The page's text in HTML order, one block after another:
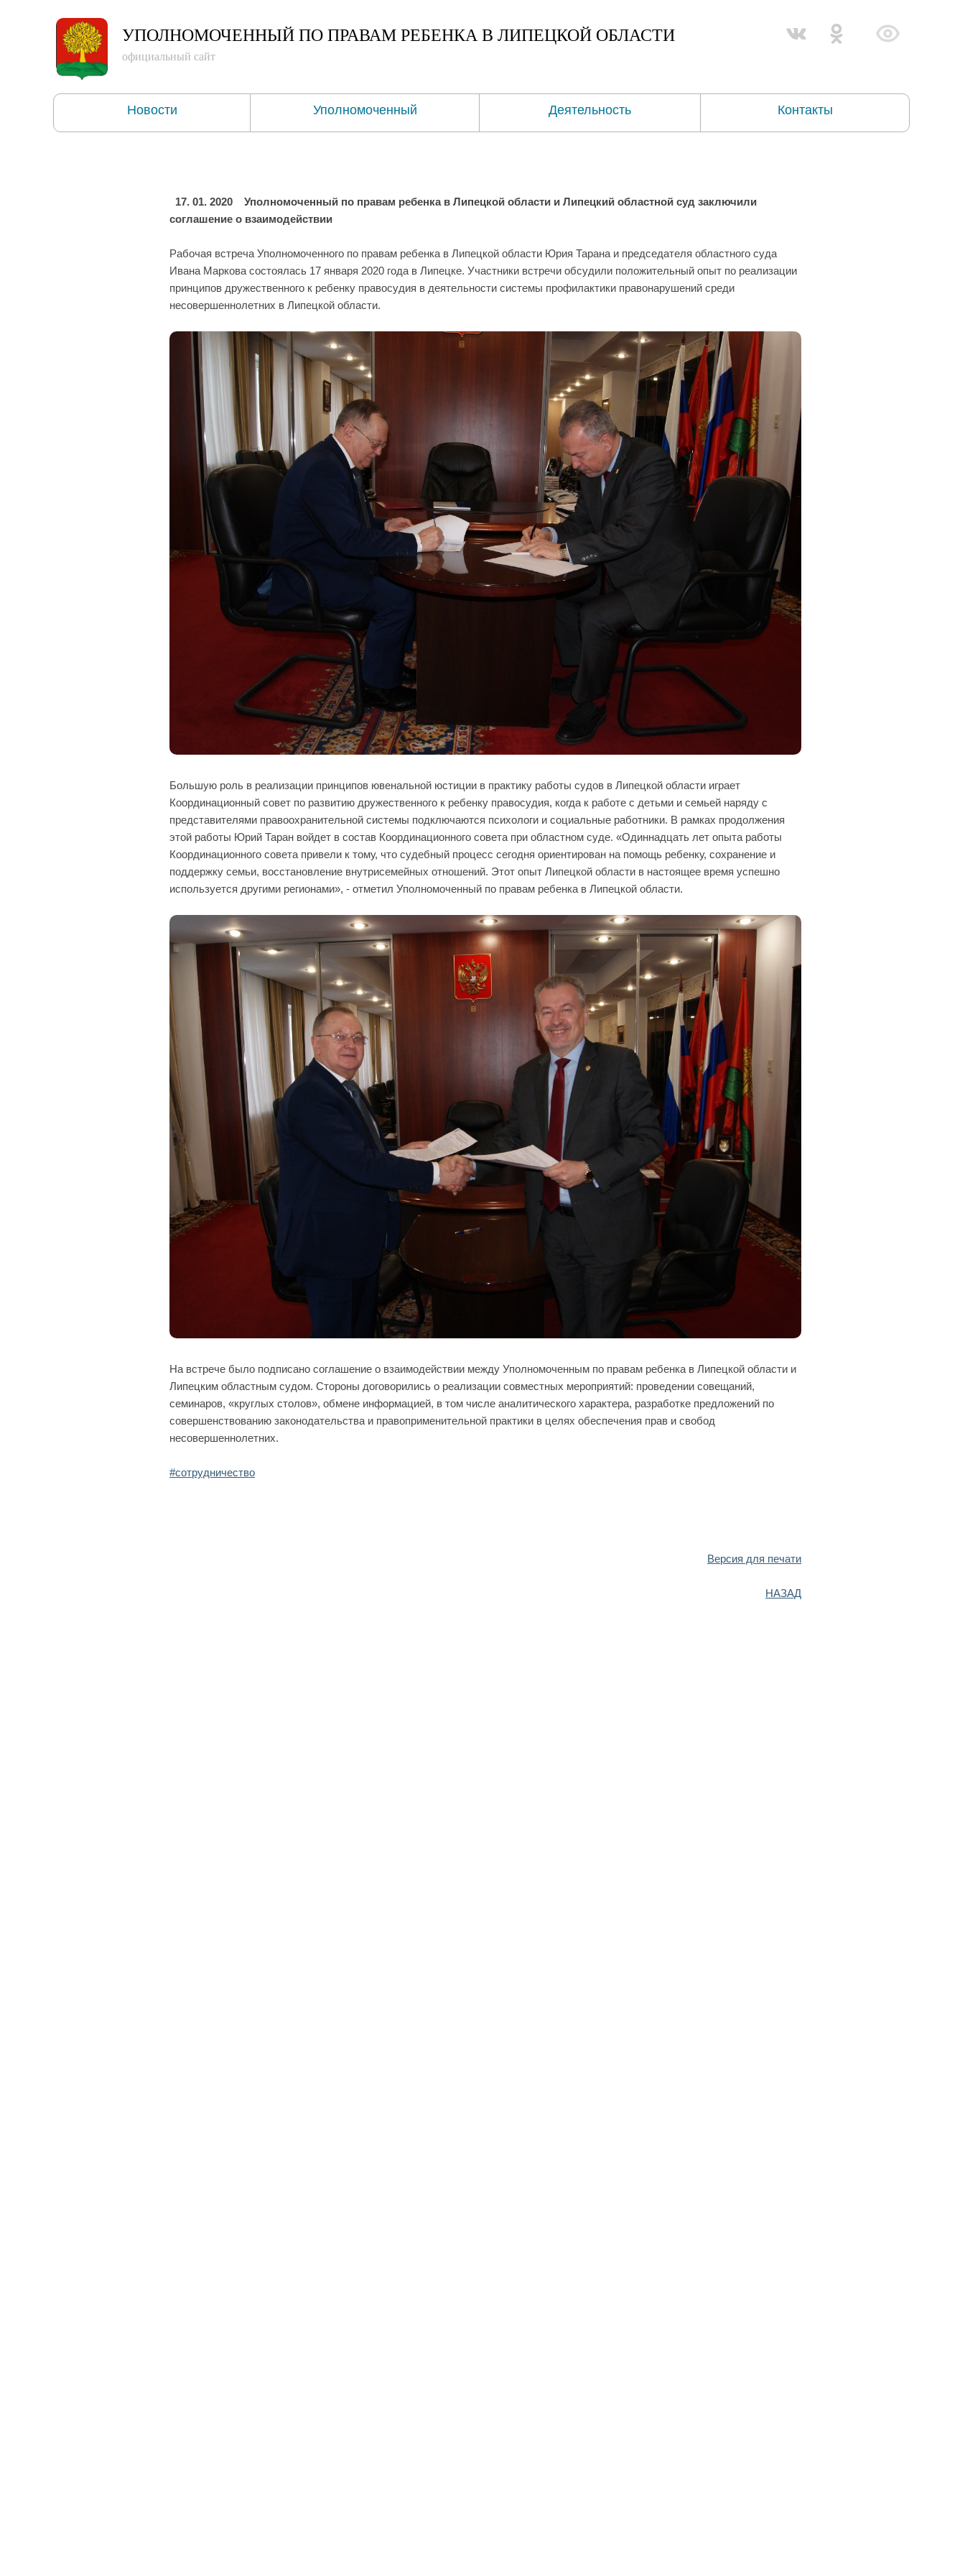
17. 01. 2020
Уполномоченный по правам ребенка в Липецкой области и Липецкий областной суд заключили
соглашение о взаимодействии
Рабочая встреча Уполномоченного по правам ребенка в Липецкой области Юрия Тарана и председателя областного суда
Ивана Маркова состоялась 17 января 2020 года в Липецке. Участники встречи обсудили положительный опыт по реализации
принципов дружественного к ребенку правосудия в деятельности системы профилактики правонарушений среди
несовершеннолетних в Липецкой области.
Большую роль в реализации принципов ювенальной юстиции в практику работы судов в Липецкой области играет
Координационный совет по развитию дружественного к ребенку правосудия, когда к работе с детьми и семьей наряду с
представителями правоохранительной системы подключаются психологи и социальные работники. В рамках продолжения
этой работы Юрий Таран войдет в состав Координационного совета при областном суде. «Одиннадцать лет опыта работы
Координационного совета привели к тому, что судебный процесс сегодня ориентирован на помощь ребенку, сохранение и
поддержку семьи, восстановление внутрисемейных отношений. Этот опыт Липецкой области в настоящее время успешно
используется другими регионами», - отметил Уполномоченный по правам ребенка в Липецкой области.
На встрече было подписано соглашение о взаимодействии между Уполномоченным по правам ребенка в Липецкой области и
Липецким областным судом. Стороны договорились о реализации совместных мероприятий: проведении совещаний,
семинаров, «круглых столов», обмене информацией, в том числе аналитического характера, разработке предложений по
совершенствованию законодательства и правоприменительной практики в целях обеспечения прав и свобод
несовершеннолетних.
#сотрудничество
Версия для печати
НАЗАД
УПОЛНОМОЧЕННЫЙ ПО ПРАВАМ РЕБЕНКА В ЛИПЕЦКОЙ ОБЛАСТИ
официальный сайт
Уполномоченный Деятельность Контакты
Новости